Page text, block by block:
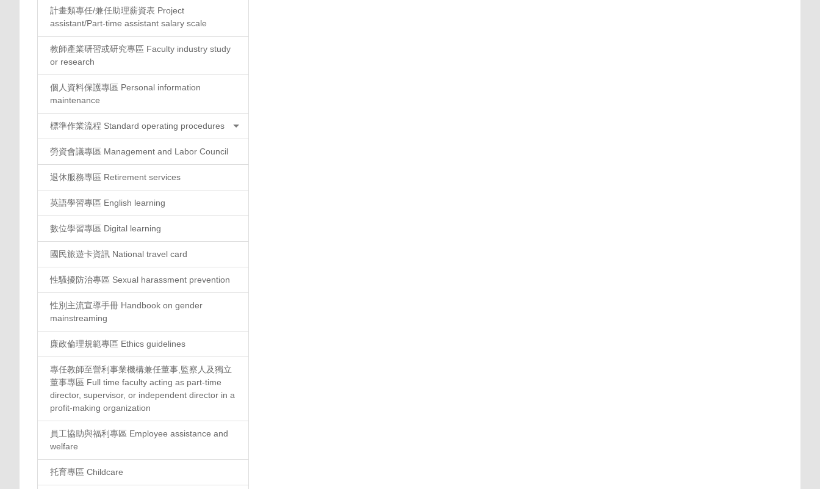
計畫類專任/兼任助理薪資表 Project
assistant/Part-time assistant salary scale
教師產業研習或研究專區 Faculty industry study
or research
個人資料保護專區 Personal information
maintenance
標準作業流程 Standard operating procedures
勞資會議專區 Management and Labor Council
退休服務專區 Retirement services
英語學習專區 English learning
數位學習專區 Digital learning
國民旅遊卡資訊 National travel card
性騷擾防治專區 Sexual harassment prevention
性別主流宣導手冊 Handbook on gender
mainstreaming
廉政倫理規範專區 Ethics guidelines
專任教師至營利事業機構兼任董事,監察人及獨立
董事專區 Full time faculty acting as part-time
director, supervisor, or independent director in a
profit-making organization
員工協助與福利專區 Employee assistance and
welfare
托育專區 Childcare